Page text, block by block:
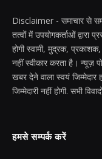
Disclaimer - समाचार से
तत्वों में उपयोगकर्ताओं द्वारा
होगी स्वामी, मुद्रक,
नहीं स्वीकार करता है। न्यूज़
खबर देने वाला स्वयं जिम्मेदार
जिम्मेदारी नहीं होगी. सभी
हमसे सम्पर्क करें